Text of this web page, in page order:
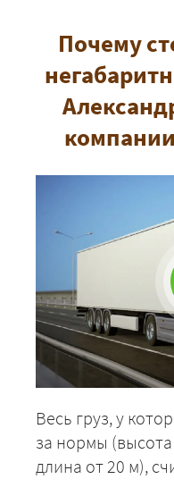
Почему
Весь груз, у
за нормы
длина от 20 м),